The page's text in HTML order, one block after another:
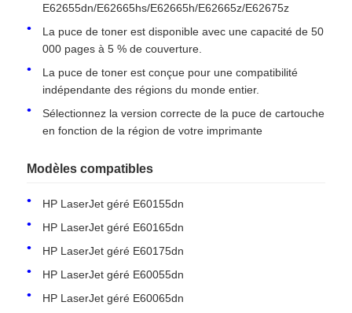
Aperçu
Produits
A propos de nous
E62655dn/E62665hs/E62665h/E62665z/E62675z
La puce de toner est disponible avec une capacité de 50
000 pages à 5 % de couverture.
La puce de toner est conçue pour une compatibilité
indépendante des régions du monde entier.
Sélectionnez la version correcte de la puce de cartouche
en fonction de la région de votre imprimante
Modèles compatibles
HP LaserJet géré E60155dn
HP LaserJet géré E60165dn
HP LaserJet géré E60175dn
HP LaserJet géré E60055dn
HP LaserJet géré E60065dn